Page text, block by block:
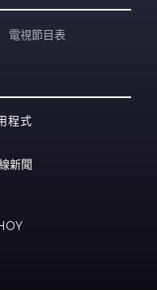
電視節目表
程式
新聞